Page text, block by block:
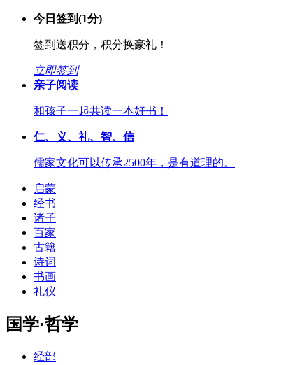
今日签到(1分)
签到送积分，积分换豪礼！
立即签到
亲子阅读
和孩子一起共读一本好书！
仁、义、礼、智、信
儒家文化可以传承2500年，是有道理的。
启蒙
经书
诸子
百家
古籍
诗词
书画
礼仪
国学·哲学
经部